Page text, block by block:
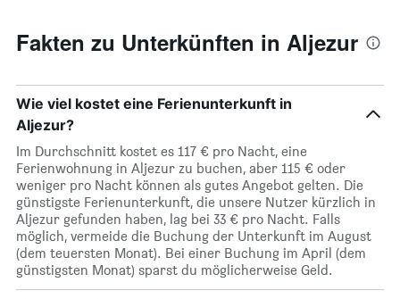
Fakten zu Unterkünften in Aljezur
Wie viel kostet eine Ferienunterkunft in
Aljezur?
Im Durchschnitt kostet es 117 € pro Nacht, eine
Ferienwohnung in Aljezur zu buchen, aber 115 € oder
weniger pro Nacht können als gutes Angebot gelten. Die
günstigste Ferienunterkunft, die unsere Nutzer kürzlich in
Aljezur gefunden haben, lag bei 33 € pro Nacht. Falls
möglich, vermeide die Buchung der Unterkunft im August
(dem teuersten Monat). Bei einer Buchung im April (dem
günstigsten Monat) sparst du möglicherweise Geld.